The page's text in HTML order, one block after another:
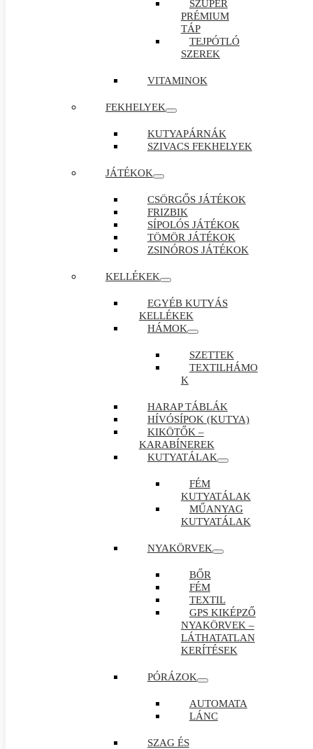
SZUPER
PRÉMIUM
TÁP
TEJPÓTLÓ
SZEREK
VITAMINOK
FEKHELYEK
KUTYAPÁRNÁK
SZIVACS FEKHELYEK
JÁTÉKOK
CSÖRGŐS JÁTÉKOK
FRIZBIK
SÍPOLÓS JÁTÉKOK
TÖMÖR JÁTÉKOK
ZSINÓROS JÁTÉKOK
KELLÉKEK
EGYÉB KUTYÁS
KELLÉKEK
HÁMOK
SZETTEK
TEXTILHÁMO
K
HARAP TÁBLÁK
HÍVÓSÍPOK (KUTYA)
KIKÖTŐK –
KARABÍNEREK
KUTYATÁLAK
FÉM
KUTYATÁLAK
MŰANYAG
KUTYATÁLAK
NYAKÖRVEK
BŐR
FÉM
TEXTIL
GPS KIKÉPZŐ
NYAKÖRVEK –
LÁTHATATLAN
KERÍTÉSEK
PÓRÁZOK
AUTOMATA
LÁNC
SZAG ÉS